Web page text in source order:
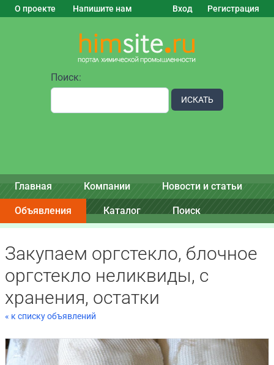
О проекте Напишите нам Вход Регистрация
Поиск:
ИСКАТЬ
Главная Компании Новости и статьи
Объявления Каталог Поиск
Закупаем оргстекло, блочное
оргстекло неликвиды, с
хранения, остатки
« к списку объявлений